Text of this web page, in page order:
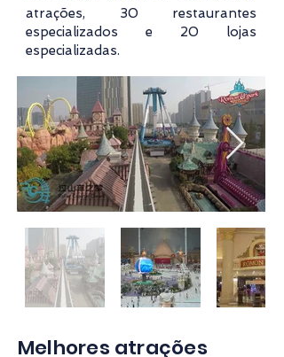
atrações, 30 restaurantes
especializados e 20 lojas
especializadas.
Melhores atrações